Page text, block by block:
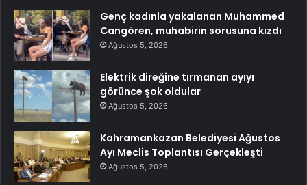
Genç kadınla yakalanan Muhammed
Cangören, muhabirin sorusuna kızdı
Ağustos 5, 2026
Elektrik direğine tırmanan ayıyı
görünce şok oldular
Ağustos 5, 2026
Kahramankazan Belediyesi Ağustos
Ayı Meclis Toplantısı Gerçekleşti
Ağustos 5, 2026